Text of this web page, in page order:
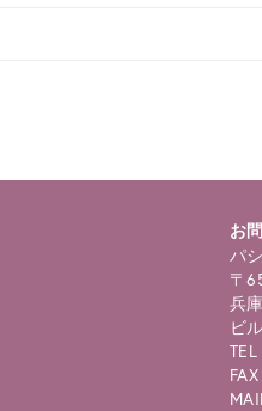
お
パ
〒
兵
ビ